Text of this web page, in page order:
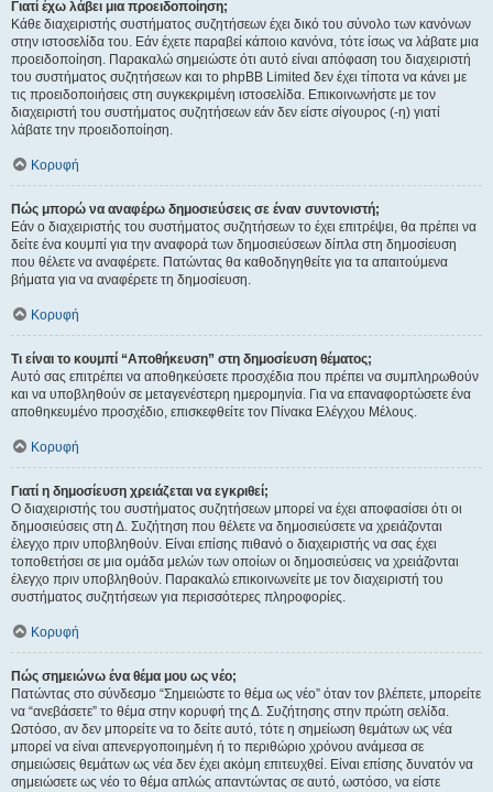
Γιατί έχω λάβει μια προειδοποίηση;
Κάθε διαχειριστής συστήματος συζητήσεων έχει δικό του σύνολο των κανόνων
στην ιστοσελίδα του. Εάν έχετε παραβεί κάποιο κανόνα, τότε ίσως να λάβατε μια
προειδοποίηση. Παρακαλώ σημειώστε ότι αυτό είναι απόφαση του διαχειριστή
του συστήματος συζητήσεων και το phpBB Limited δεν έχει τίποτα να κάνει με
τις προειδοποιήσεις στη συγκεκριμένη ιστοσελίδα. Επικοινωνήστε με τον
διαχειριστή του συστήματος συζητήσεων εάν δεν είστε σίγουρος (-η) γιατί
λάβατε την προειδοποίηση.
Κορυφή
Πώς μπορώ να αναφέρω δημοσιεύσεις σε έναν συντονιστή;
Εάν ο διαχειριστής του συστήματος συζητήσεων το έχει επιτρέψει, θα πρέπει να
δείτε ένα κουμπί για την αναφορά των δημοσιεύσεων δίπλα στη δημοσίευση
που θέλετε να αναφέρετε. Πατώντας θα καθοδηγηθείτε για τα απαιτούμενα
βήματα για να αναφέρετε τη δημοσίευση.
Κορυφή
Τι είναι το κουμπί “Αποθήκευση” στη δημοσίευση θέματος;
Αυτό σας επιτρέπει να αποθηκεύσετε προσχέδια που πρέπει να συμπληρωθούν
και να υποβληθούν σε μεταγενέστερη ημερομηνία. Για να επαναφορτώσετε ένα
αποθηκευμένο προσχέδιο, επισκεφθείτε τον Πίνακα Ελέγχου Μέλους.
Κορυφή
Γιατί η δημοσίευση χρειάζεται να εγκριθεί;
Ο διαχειριστής του συστήματος συζητήσεων μπορεί να έχει αποφασίσει ότι οι
δημοσιεύσεις στη Δ. Συζήτηση που θέλετε να δημοσιεύσετε να χρειάζονται
έλεγχο πριν υποβληθούν. Είναι επίσης πιθανό ο διαχειριστής να σας έχει
τοποθετήσει σε μια ομάδα μελών των οποίων οι δημοσιεύσεις να χρειάζονται
έλεγχο πριν υποβληθούν. Παρακαλώ επικοινωνείτε με τον διαχειριστή του
συστήματος συζητήσεων για περισσότερες πληροφορίες.
Κορυφή
Πώς σημειώνω ένα θέμα μου ως νέο;
Πατώντας στο σύνδεσμο “Σημειώστε το θέμα ως νέο” όταν τον βλέπετε, μπορείτε
να “ανεβάσετε” το θέμα στην κορυφή της Δ. Συζήτησης στην πρώτη σελίδα.
Ωστόσο, αν δεν μπορείτε να το δείτε αυτό, τότε η σημείωση θεμάτων ως νέα
μπορεί να είναι απενεργοποιημένη ή το περιθώριο χρόνου ανάμεσα σε
σημειώσεις θεμάτων ως νέα δεν έχει ακόμη επιτευχθεί. Είναι επίσης δυνατόν να
σημειώσετε ως νέο το θέμα απλώς απαντώντας σε αυτό, ωστόσο, να είστε